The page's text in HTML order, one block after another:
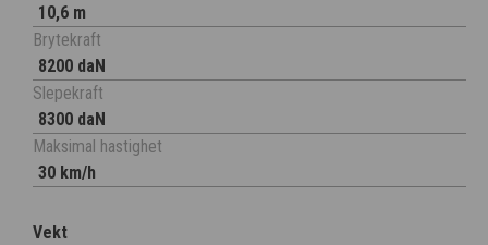
10,6 m
Brytekraft
8200 daN
Slepekraft
8300 daN
Maksimal hastighet
30 km/h
Vekt